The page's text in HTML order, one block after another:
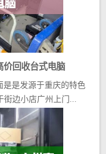
价回收台式电脑
是发源于重庆的特色
街边小店广州上门...